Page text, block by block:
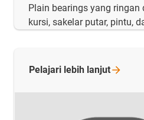
Plain bearings yang ringan
kursi, sakelar putar, pintu,
Pelajari lebih lanjut